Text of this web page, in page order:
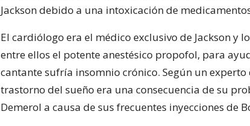
Jackson debido a una intoxicación de
El cardiólogo era el médico exclusivo de Jackson y
entre ellos el potente anestésico propofol, para
cantante sufría insomnio crónico. Según un experto
trastorno del sueño era una consecuencia de su
Demerol a causa de sus frecuentes inyecciones de